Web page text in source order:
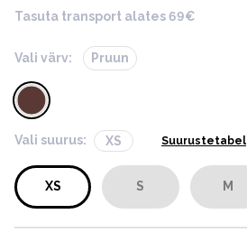
Tasuta transport alates 69€
Vali värv: Pruun
Vali suurus: XS Suurustetabel
XS S M